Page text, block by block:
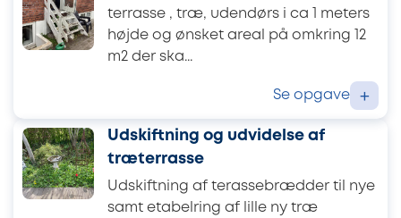
terrasse , træ, udendørs i ca 1 meters
højde og ønsket areal på omkring 12
m2 der ska...
Se opgave +
Udskiftning og udvidelse af
træterrasse
Udskiftning af terassebrædder til nye
samt etabelring af lille ny træ